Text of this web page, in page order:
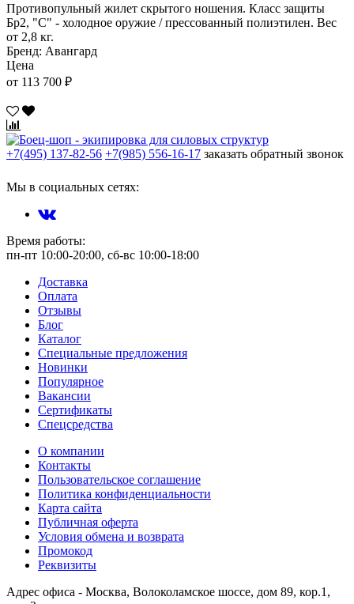
Противопульный жилет скрытого ношения. Класс защиты
Бр2, "С" - холодное оружие / прессованный полиэтилен. Вес
от 2,8 кг.
Бренд: Авангард
Цена
от 113 700 ₽
+7(495) 137-82-56 +7(985) 556-16-17 заказать обратный звонок
Мы в социальных сетях:
Время работы:
пн-пт 10:00-20:00, сб-вс 10:00-18:00
Доставка
Оплата
Отзывы
Блог
Каталог
Специальные предложения
Новинки
Популярное
Вакансии
Сертификаты
Спецсредства
О компании
Контакты
Пользовательское соглашение
Политика конфиденциальности
Карта сайта
Публичная оферта
Условия обмена и возврата
Промокод
Реквизиты
Адрес офиса - Москва, Волоколамское шоссе, дом 89, кор.1,